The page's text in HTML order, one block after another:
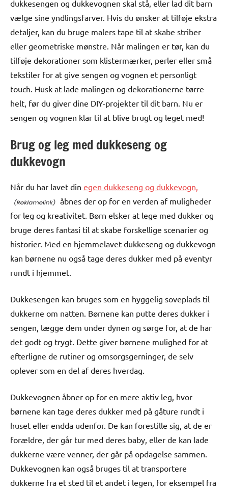
dukkesengen og dukkevognen skal stå, eller lad dit barn
vælge sine yndlingsfarver. Hvis du ønsker at tilføje ekstra
detaljer, kan du bruge malers tape til at skabe striber
eller geometriske mønstre. Når malingen er tør, kan du
tilføje dekorationer som klistermærker, perler eller små
tekstiler for at give sengen og vognen et personligt
touch. Husk at lade malingen og dekorationerne tørre
helt, før du giver dine DIY-projekter til dit barn. Nu er
sengen og vognen klar til at blive brugt og leget med!
Brug og leg med dukkeseng og
dukkevogn
Når du har lavet din egen dukkeseng og dukkevogn,
åbnes der op for en verden af muligheder
for leg og kreativitet. Børn elsker at lege med dukker og
bruge deres fantasi til at skabe forskellige scenarier og
historier. Med en hjemmelavet dukkeseng og dukkevogn
kan børnene nu også tage deres dukker med på eventyr
rundt i hjemmet.
Dukkesengen kan bruges som en hyggelig soveplads til
dukkerne om natten. Børnene kan putte deres dukker i
sengen, lægge dem under dynen og sørge for, at de har
det godt og trygt. Dette giver børnene mulighed for at
efterligne de rutiner og omsorgsgerninger, de selv
oplever som en del af deres hverdag.
Dukkevognen åbner op for en mere aktiv leg, hvor
børnene kan tage deres dukker med på gåture rundt i
huset eller endda udenfor. De kan forestille sig, at de er
forældre, der går tur med deres baby, eller de kan lade
dukkerne være venner, der går på opdagelse sammen.
Dukkevognen kan også bruges til at transportere
dukkerne fra et sted til et andet i legen, for eksempel fra